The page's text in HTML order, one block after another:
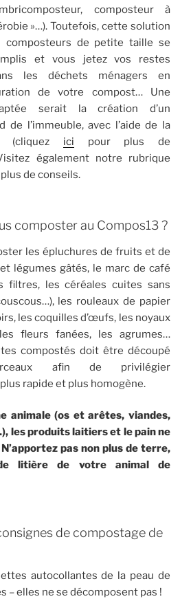
composteur à
»…). Toutefois, cette solution
de petite taille se
et vous jetez vos restes
les déchets ménagers en
de votre compost… Une
serait la création d’un
de l’immeuble, avec l’aide de la
(cliquez ici pour plus de
également notre rubrique
de conseils.
composter au Compos13 ?
les épluchures de fruits et de
légumes gâtés, le marc de café
filtres, les céréales cuites sans
les rouleaux de papier
les coquilles d’œufs, les noyaux
fleurs fanées, les agrumes…
compostés doit être découpé
afin de privilégier
rapide et plus homogène.
animale (os et arêtes, viandes,
les produits laitiers et le pain ne
pas non plus de terre,
litière de votre animal de
de compostage de
autocollantes de la peau de
– elles ne se décomposent pas !